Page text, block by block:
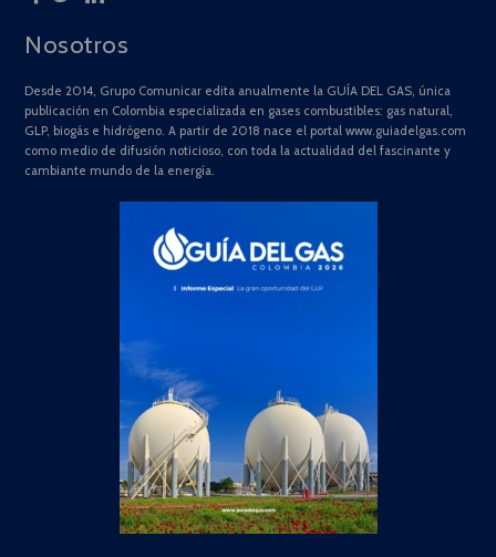
Nosotros
Desde 2014, Grupo Comunicar edita anualmente la GUÍA DEL GAS, única
publicación en Colombia especializada en gases combustibles: gas natural,
GLP, biogás e hidrógeno. A partir de 2018 nace el portal www.guiadelgas.com
como medio de difusión noticioso, con toda la actualidad del fascinante y
cambiante mundo de la energía.